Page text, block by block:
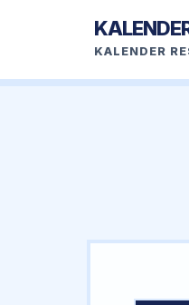
KALENDER